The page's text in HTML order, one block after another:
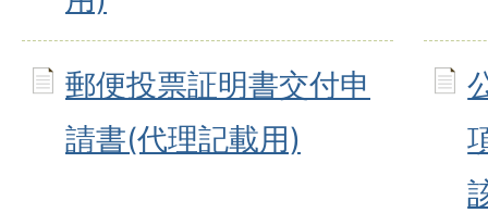
郵便投票証明書交付申
請書(代理記載用)